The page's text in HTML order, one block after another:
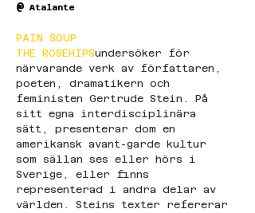
@ Atalante
PAIN SOUP
THE ROSEHIPSundersöker för
närvarande verk av författaren,
poeten, dramatikern och
feministen Gertrude Stein. På
sitt egna interdisciplinära
sätt, presenterar dom en
amerikansk avant-garde kultur
som sällan ses eller hörs i
Sverige, eller finns
representerad i andra delar av
världen. Steins texter refererar